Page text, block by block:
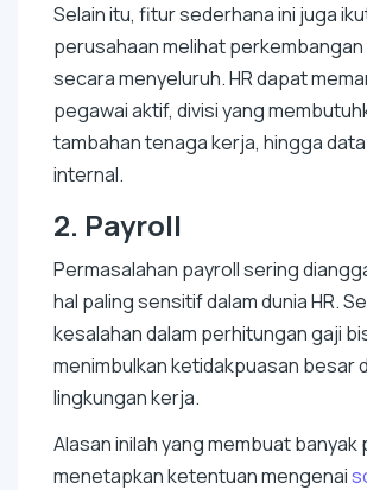
Selain itu, fitur sederhana ini juga
perusahaan melihat
secara menyeluruh. HR dapat
pegawai aktif, divisi yang
tambahan tenaga kerja, hingga
internal.
2. Payroll
Permasalahan payrollsering
hal paling sensitif dalam dunia HR.
kesalahan dalam perhitungan gaji
menimbulkan ketidakpuasan besar
lingkungan kerja.
Alasan inilah yang membuat banyak
menetapkan ketentuan mengenai